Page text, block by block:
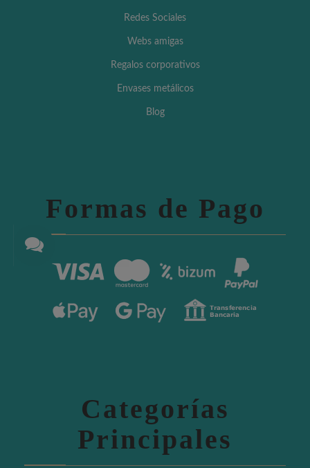
Redes Sociales
Webs amigas
Regalos corporativos
Envases metálicos
Blog
Formas de Pago
Categorías
Principales